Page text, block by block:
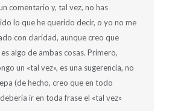
comentario y, tal vez, no has
lo que he querido decir, o yo no me
con claridad, aunque creo que
algo de ambas cosas. Primero,
un «tal vez», es una sugerencia, no
(de hecho, creo que en todo
ir en toda frase el «tal vez»